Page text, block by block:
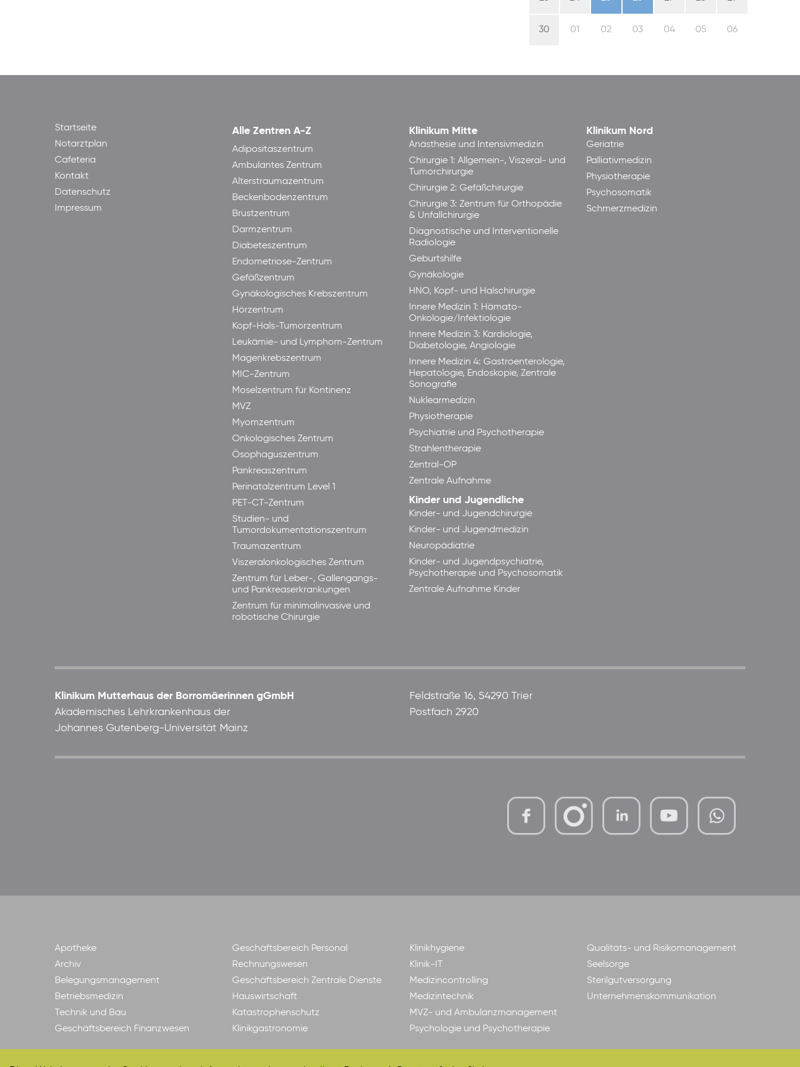
30 01 02 03 04 05 06
Startseite
Notarztplan
Cafeteria
Kontakt
Datenschutz
Impressum
Alle Zentren A-Z
Adipositaszentrum
Ambulantes Zentrum
Alterstraumazentrum
Beckenbodenzentrum
Brustzentrum
Darmzentrum
Diabeteszentrum
Endometriose-Zentrum
Gefäßzentrum
Gynäkologisches Krebszentrum
Hörzentrum
Kopf-Hals-Tumorzentrum
Leukämie- und Lymphom-Zentrum
Magenkrebszentrum
MIC-Zentrum
Moselzentrum für Kontinenz
MVZ
Myomzentrum
Onkologisches Zentrum
Ösophaguszentrum
Pankreaszentrum
Perinatalzentrum Level 1
PET-CT-Zentrum
Studien- und
Tumordokumentationszentrum
Traumazentrum
Viszeralonkologisches Zentrum
Zentrum für Leber-, Gallengangs-
und Pankreaserkrankungen
Zentrum für minimalinvasive und
robotische Chirurgie
Klinikum Mitte
Anästhesie und Intensivmedizin
Chirurgie 1: Allgemein-, Viszeral- und
Tumorchirurgie
Chirurgie 2: Gefäßchirurgie
Chirurgie 3: Zentrum für Orthopädie
& Unfallchirurgie
Diagnostische und Interventionelle
Radiologie
Geburtshilfe
Gynäkologie
HNO, Kopf- und Halschirurgie
Innere Medizin 1: Hämato-
Onkologie/Infektiologie
Innere Medizin 3: Kardiologie,
Diabetologie, Angiologie
Innere Medizin 4: Gastroenterologie,
Hepatologie, Endoskopie, Zentrale
Sonografie
Nuklearmedizin
Physiotherapie
Psychiatrie und Psychotherapie
Strahlentherapie
Zentral-OP
Zentrale Aufnahme
Kinder und Jugendliche
Kinder- und Jugendchirurgie
Kinder- und Jugendmedizin
Neuropädiatrie
Kinder- und Jugendpsychiatrie,
Psychotherapie und Psychosomatik
Zentrale Aufnahme Kinder
Klinikum Nord
Geriatrie
Palliativmedizin
Physiotherapie
Psychosomatik
Schmerzmedizin
Klinikum Mutterhaus der Borromäerinnen gGmbH
Akademisches Lehrkrankenhaus der
Johannes Gutenberg-Universität Mainz
Feldstraße 16, 54290 Trier
Postfach 2920
mutterhaus-xMBTtqOwC1KKBww
Apotheke
Archiv
Belegungsmanagement
Betriebsmedizin
Technik und Bau
Geschäftsbereich Finanzwesen
Geschäftsbereich Personal
Rechnungswesen
Geschäftsbereich Zentrale Dienste
Hauswirtschaft
Katastrophenschutz
Klinikgastronomie
Klinikhygiene
Klinik-IT
Medizincontrolling
Medizintechnik
MVZ- und Ambulanzmanagement
Psychologie und Psychotherapie
Qualitäts- und Risikomanagement
Seelsorge
Sterilgutversorgung
Unternehmenskommunikation